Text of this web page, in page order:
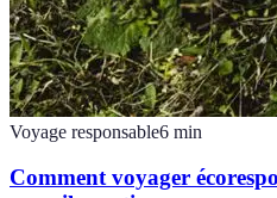
Voyage responsable6 min
Comment voyager